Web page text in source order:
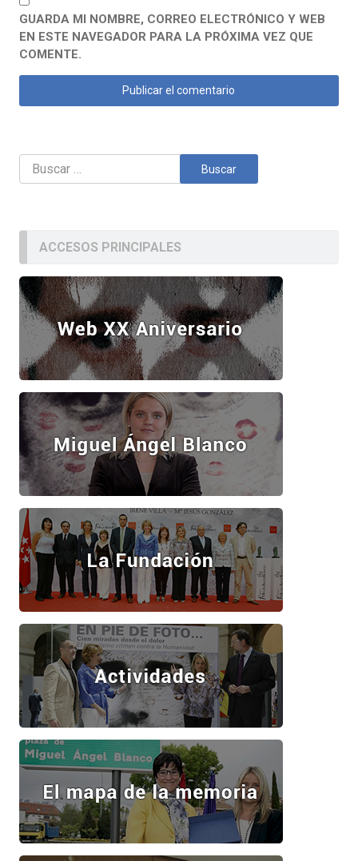
GUARDA MI NOMBRE, CORREO ELECTRÓNICO Y WEB
EN ESTE NAVEGADOR PARA LA PRÓXIMA VEZ QUE
COMENTE.
Buscar:
ACCESOS PRINCIPALES